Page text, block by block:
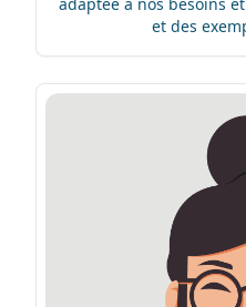
adaptée à nos besoins
et des